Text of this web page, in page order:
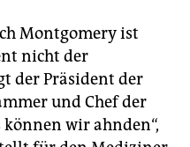
Montgomery ist
nicht der
der Präsident der
und Chef der
können wir ahnden“,